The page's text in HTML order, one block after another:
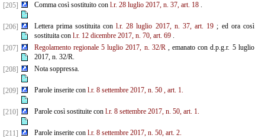
[205] Comma così sostituito con l.r. 28 luglio 2017, n. 37, art. 18.
[206] Lettera prima sostituita conl.r. 28 luglio 2017, n. 37, art. 19 ; ed ora così
sostituita con l.r. 12 dicembre 2017, n. 70, art. 69.
[207]
Regolamento regionale 5 luglio 2017, n. 32/R, emanato con d.p.g.r. 5 luglio
2017, n. 32/R.
[208]
Nota soppressa.
[209] Parole inserite con l.r. 8 settembre 2017, n. 50 , art. 1.
[210] Parole così sostituite con l.r. 8 settembre 2017, n. 50, art. 1.
[211] Parole inserite con l.r. 8 settembre 2017, n. 50, art. 2.